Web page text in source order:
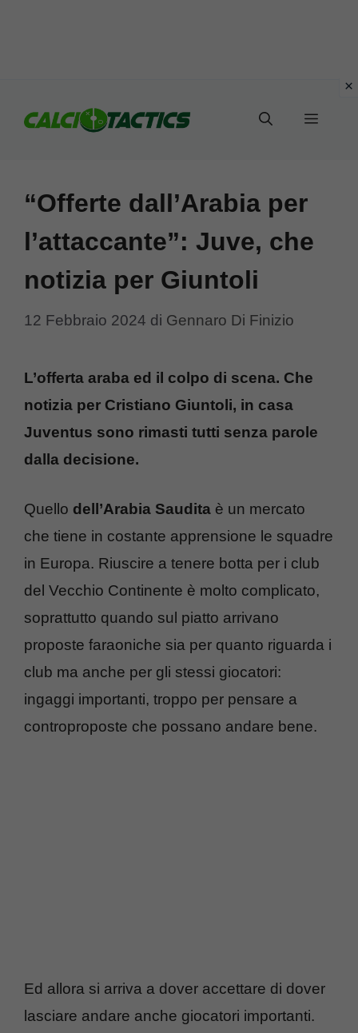
Menu
“Offerte dall’Arabia per
l’attaccante”: Juve, che
notizia per Giuntoli
12 Febbraio 2024 di Gennaro Di Finizio
L’offerta araba ed il colpo di scena. Che
notizia per Cristiano Giuntoli, in casa
Juventus sono rimasti tutti senza parole
dalla decisione.
Quello dell’Arabia Saudita è un mercato
che tiene in costante apprensione le squadre
in Europa. Riuscire a tenere botta per i club
del Vecchio Continente è molto complicato,
soprattutto quando sul piatto arrivano
proposte faraoniche sia per quanto riguarda i
club ma anche per gli stessi giocatori:
ingaggi importanti, troppo per pensare a
controproposte che possano andare bene.
Ed allora si arriva a dover accettare di dover
lasciare andare anche giocatori importanti.